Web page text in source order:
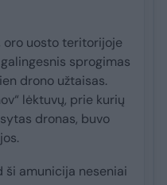
oro uosto teritorijoje
sprogimas
drono užtaisas.
lėktuvų, prie kurių
dronas, buvo
ši amunicija neseniai